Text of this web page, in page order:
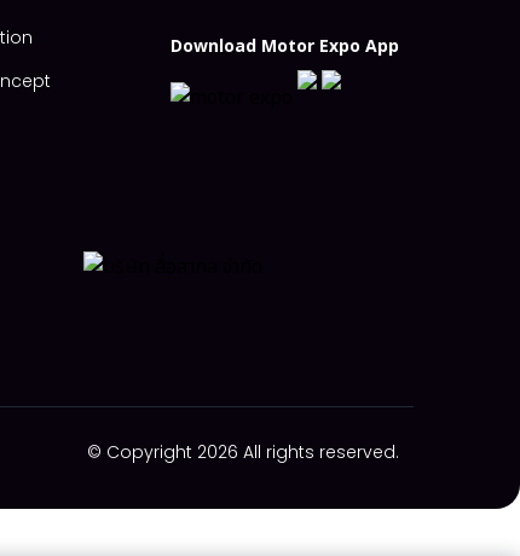
Download Motor Expo App
© Copyright 2026 All rights reserved.